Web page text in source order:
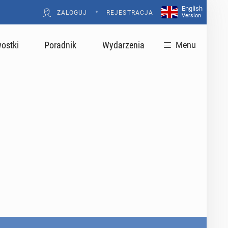
ZALOGUJ • REJESTRACJA
English
Version
Poradnik Wydarzenia Menu